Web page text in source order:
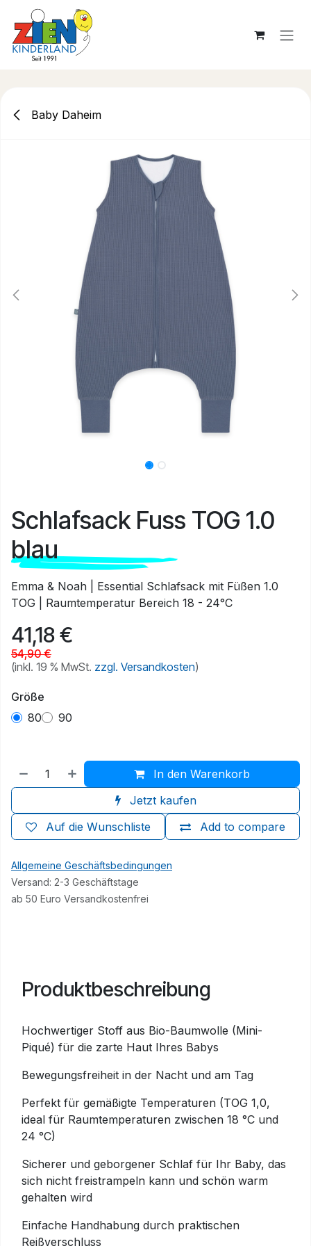
Zum Inhalt springen
Baby Daheim
Schlafsack Fuss TOG 1.0
blau
Emma & Noah | Essential Schlafsack mit Füßen 1.0
TOG | Raumtemperatur Bereich 18 - 24°C
41,18€
54,90€
(inkl. 19 % MwSt. zzgl. Versandkosten)
Größe
80
90
In den Warenkorb
Jetzt kaufen
Add to compare
Auf die Wunschliste
Allgemeine Geschäftsbedingungen
Versand: 2-3 Geschäftstage
ab 50 Euro Versandkostenfrei
Produktbeschreibung
Hochwertiger Stoff aus Bio-Baumwolle (Mini-
Piqué) für die zarte Haut Ihres Babys
Bewegungsfreiheit in der Nacht und am Tag
Perfekt für gemäßigte Temperaturen (TOG 1,0,
ideal für Raumtemperaturen zwischen 18 °C und
24 °C)
Sicherer und geborgener Schlaf für Ihr Baby, das
sich nicht freistrampeln kann und schön warm
gehalten wird
Einfache Handhabung durch praktischen
Reißverschluss